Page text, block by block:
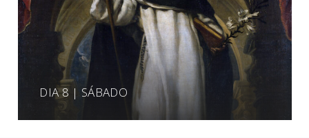
DIA 8 | SÁBADO